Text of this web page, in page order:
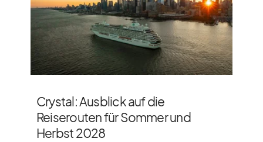
Crystal: Ausblick auf die
Reiserouten für Sommer und
Herbst 2028